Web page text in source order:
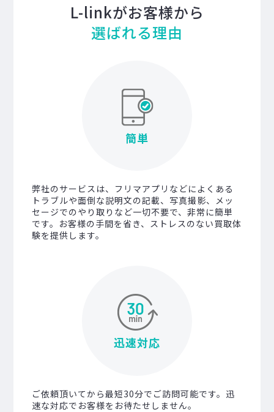
L-linkがお客様から
選ばれる理由
簡単
弊社のサービスは、フリマアプリなどによくある
トラブルや面倒な説明文の記載、写真撮影、メッ
セージでのやり取りなど一切不要で、非常に簡単
です。お客様の手間を省き、ストレスのない買取体
験を提供します。
迅速対応
ご依頼頂いてから最短30分でご訪問可能です。迅
速な対応でお客様をお待たせしません。